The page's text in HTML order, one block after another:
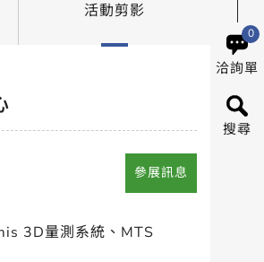
0
洽詢單
搜尋
活動剪影
參展訊息
3D量測系統、MTS